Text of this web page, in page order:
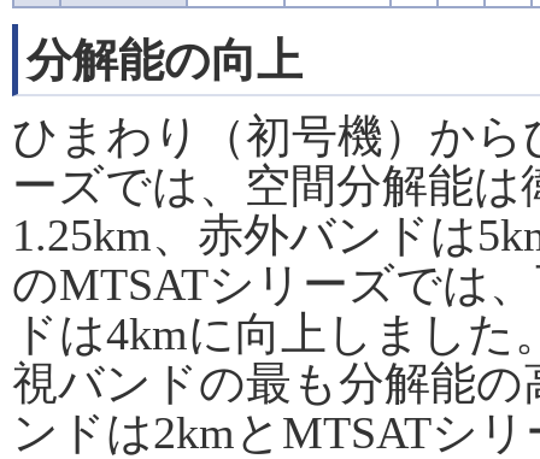
分解能の向上
ひまわり（初号機）か
ーズでは、空間分解能
1.25km、赤外バンドは
のMTSATシリーズでは
ドは4kmに向上しまし
視バンドの最も分解能の
ンドは2kmとMTSATシ